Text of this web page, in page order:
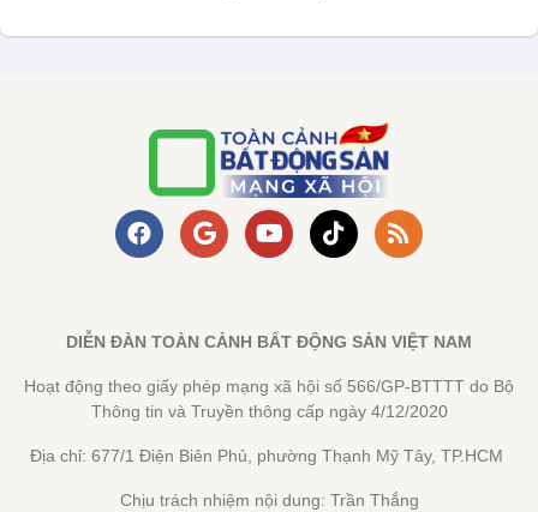
DIỄN ĐÀN TOÀN CẢNH BẤT ĐỘNG SẢN VIỆT NAM
Hoạt động theo giấy phép mạng xã hội số 566/GP-BTTTT do Bộ
Thông tin và Truyền thông cấp ngày 4/12/2020
Địa chỉ: 677/1 Điện Biên Phủ, phường Thạnh Mỹ Tây, TP.HCM
Chịu trách nhiệm nội dung: Trần Thắng